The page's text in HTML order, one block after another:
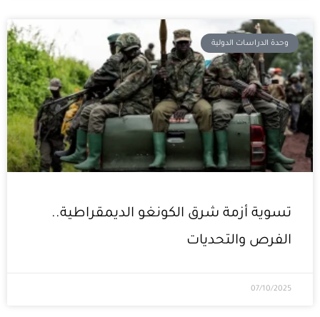
وحدة الدراسات الدولية
تسوية أزمة شرق الكونغو الديمقراطية..
الفرص والتحديات
07/10/2025